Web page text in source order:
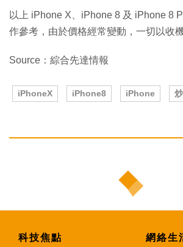
以上 iPhone X、iPhone 8 及 iPhone 8
作參考，由於價格經常變動，一切以收
Source：綜合先達情報
iPhoneX iPhone8 iPhone
科技焦點 網絡生